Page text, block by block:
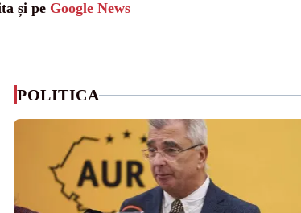
și pe Google News
POLITICA